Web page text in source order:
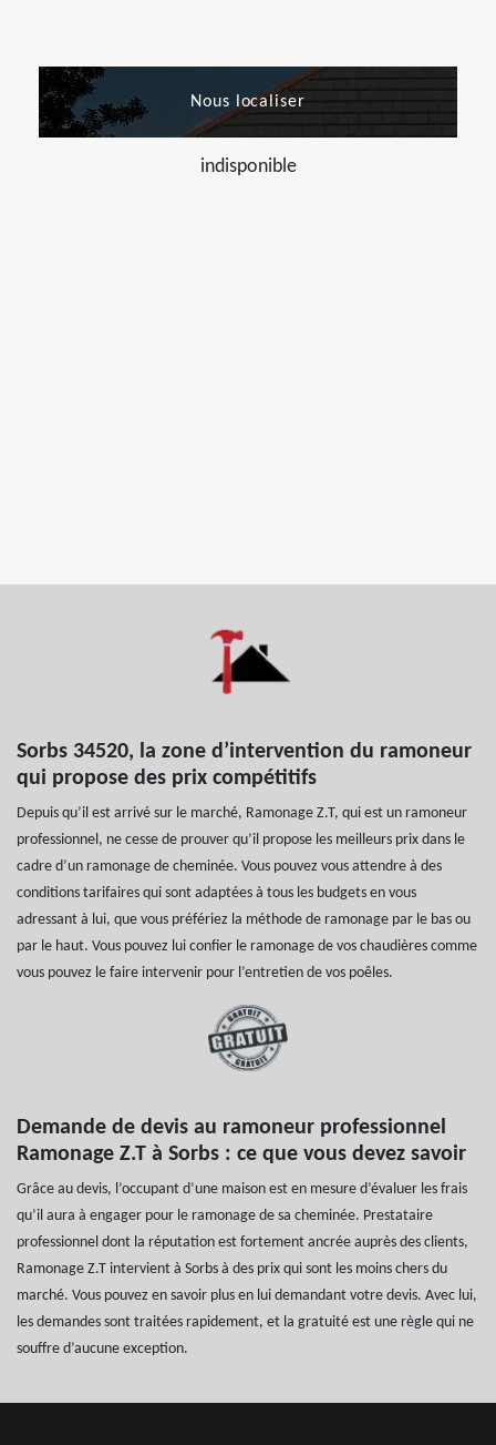
Nous localiser
indisponible
Sorbs 34520, la zone d’intervention du ramoneur
qui propose des prix compétitifs
Depuis qu’il est arrivé sur le marché, Ramonage Z.T, qui est un ramoneur
professionnel, ne cesse de prouver qu’il propose les meilleurs prix dans le
cadre d’un ramonage de cheminée. Vous pouvez vous attendre à des
conditions tarifaires qui sont adaptées à tous les budgets en vous
adressant à lui, que vous préfériez la méthode de ramonage par le bas ou
par le haut. Vous pouvez lui confier le ramonage de vos chaudières comme
vous pouvez le faire intervenir pour l’entretien de vos poêles.
Demande de devis au ramoneur professionnel
Ramonage Z.T à Sorbs : ce que vous devez savoir
Grâce au devis, l’occupant d’une maison est en mesure d’évaluer les frais
qu’il aura à engager pour le ramonage de sa cheminée. Prestataire
professionnel dont la réputation est fortement ancrée auprès des clients,
Ramonage Z.T intervient à Sorbs à des prix qui sont les moins chers du
marché. Vous pouvez en savoir plus en lui demandant votre devis. Avec lui,
les demandes sont traitées rapidement, et la gratuité est une règle qui ne
souffre d’aucune exception.